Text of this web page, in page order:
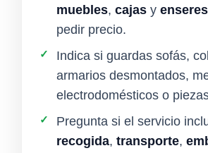
muebles, cajas y enseres
pedir precio.
✓
Indica si guardas sofás,
armarios desmontados,
electrodomésticos o
✓
Pregunta si el servicio
recogida, transporte,